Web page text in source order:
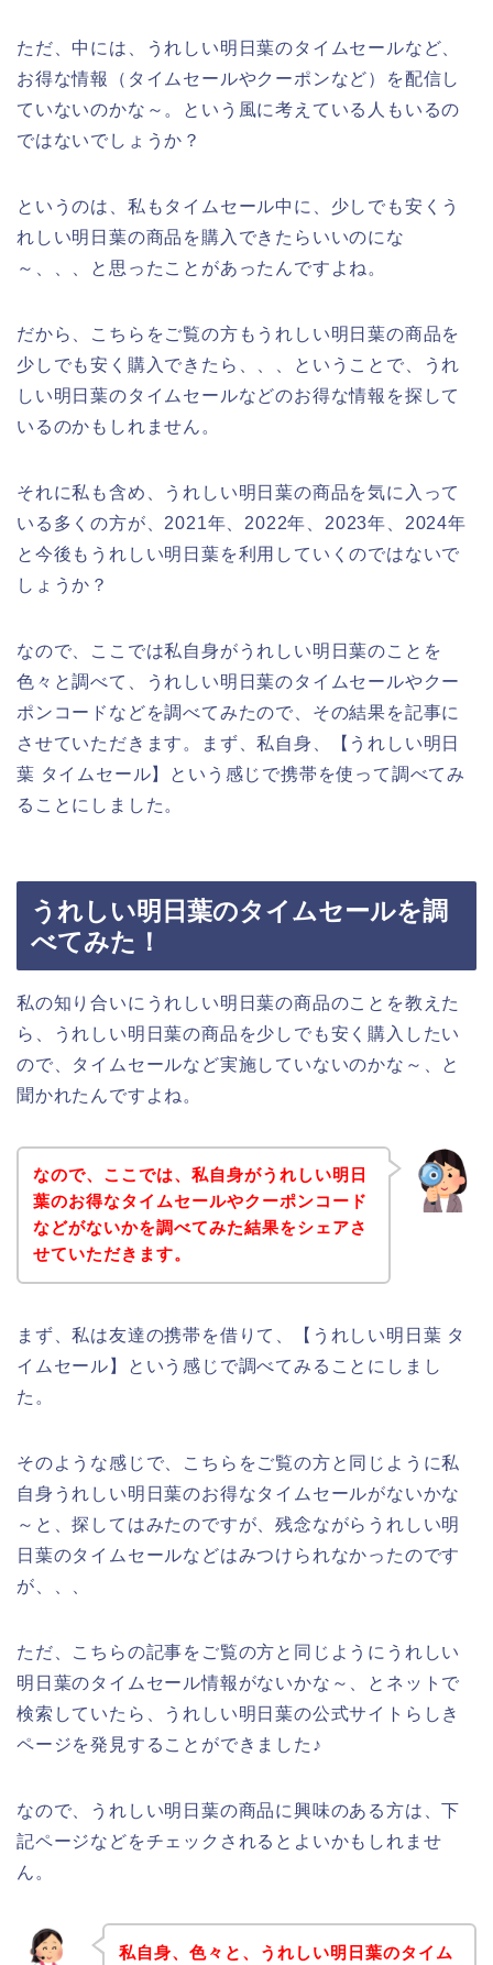
ただ、中には、うれしい明日葉のタイムセールなど、
お得な情報（タイムセールやクーポンなど）を配信し
ていないのかな～。という風に考えている人もいるの
ではないでしょうか？
というのは、私もタイムセール中に、少しでも安くう
れしい明日葉の商品を購入できたらいいのにな
～、、、と思ったことがあったんですよね。
だから、こちらをご覧の方もうれしい明日葉の商品を
少しでも安く購入できたら、、、ということで、うれ
しい明日葉のタイムセールなどのお得な情報を探して
いるのかもしれません。
それに私も含め、うれしい明日葉の商品を気に入って
いる多くの方が、2021年、2022年、2023年、2024年
と今後もうれしい明日葉を利用していくのではないで
しょうか？
なので、ここでは私自身がうれしい明日葉のことを
色々と調べて、うれしい明日葉のタイムセールやクー
ポンコードなどを調べてみたので、その結果を記事に
させていただきます。まず、私自身、【うれしい明日
葉 タイムセール】という感じで携帯を使って調べてみ
ることにしました。
うれしい明日葉のタイムセールを調
べてみた！
私の知り合いにうれしい明日葉の商品のことを教えた
ら、うれしい明日葉の商品を少しでも安く購入したい
ので、タイムセールなど実施していないのかな～、と
聞かれたんですよね。
なので、ここでは、私自身がうれしい明日
葉のお得なタイムセールやクーポンコード
などがないかを調べてみた結果をシェアさ
せていただきます。
まず、私は友達の携帯を借りて、【うれしい明日葉 タ
イムセール】という感じで調べてみることにしまし
た。
そのような感じで、こちらをご覧の方と同じように私
自身うれしい明日葉のお得なタイムセールがないかな
～と、探してはみたのですが、残念ながらうれしい明
日葉のタイムセールなどはみつけられなかったのです
が、、、
ただ、こちらの記事をご覧の方と同じようにうれしい
明日葉のタイムセール情報がないかな～、とネットで
検索していたら、うれしい明日葉の公式サイトらしき
ページを発見することができました♪
なので、うれしい明日葉の商品に興味のある方は、下
記ページなどをチェックされるとよいかもしれませ
ん。
私自身、色々と、うれしい明日葉のタイム